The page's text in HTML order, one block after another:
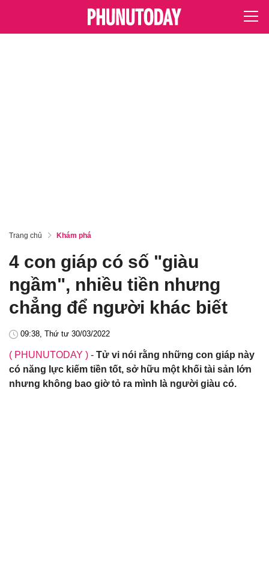
Trang chủ Khám phá
4 con giáp có số "giàu
ngầm", nhiều tiền nhưng
chẳng để người khác biết
09:38, Thứ tư 30/03/2022
( PHUNUTODAY ) - Tử vi nói rằng những con giáp này
có năng lực kiếm tiền tốt, sở hữu một khối tài sản lớn
nhưng không bao giờ tỏ ra mình là người giàu có.